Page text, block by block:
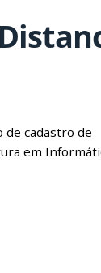
cadastro de
em